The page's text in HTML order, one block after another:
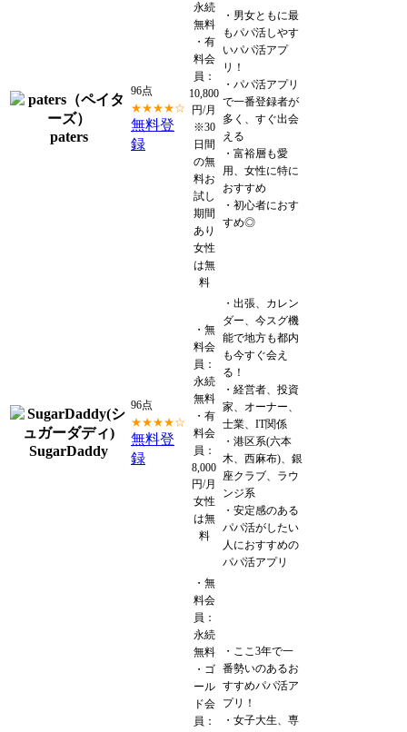
paters
96点
★★★★☆
無料登
録
永続
無料
・有
料会
員：
10,800
円/月
※30
日間
の無
料お
試し
期間
あり
女性
は無
料
・男女ともに最
もパパ活しやす
いパパ活アプ
リ！
・パパ活アプリ
で一番登録者が
多く、すぐ出会
える
・富裕層も愛
用、女性に特に
おすすめ
・初心者におす
すめ◎
SugarDaddy
96点
★★★★☆
無料登
録
・無
料会
員：
永続
無料
・有
料会
員：
8,000
円/月
女性
は無
料
・出張、カレン
ダー、今スグ機
能で地方も都内
も今すぐ会え
る！
・経営者、投資
家、オーナー、
士業、IT関係
・港区系(六本
木、西麻布)、銀
座クラブ、ラウ
ンジ系
・安定感のある
パパ活がしたい
人におすすめの
パパ活アプリ
・無
料会
員：
永続
無料
・ゴ
ール
ド会
員：
・ここ3年で一
番勢いのあるお
すすめパパ活ア
プリ！
・女子大生、専